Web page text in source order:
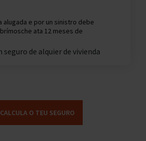
alugada e por un sinistro debe
ata 12 meses de
CALCULA O TEU SEGURO